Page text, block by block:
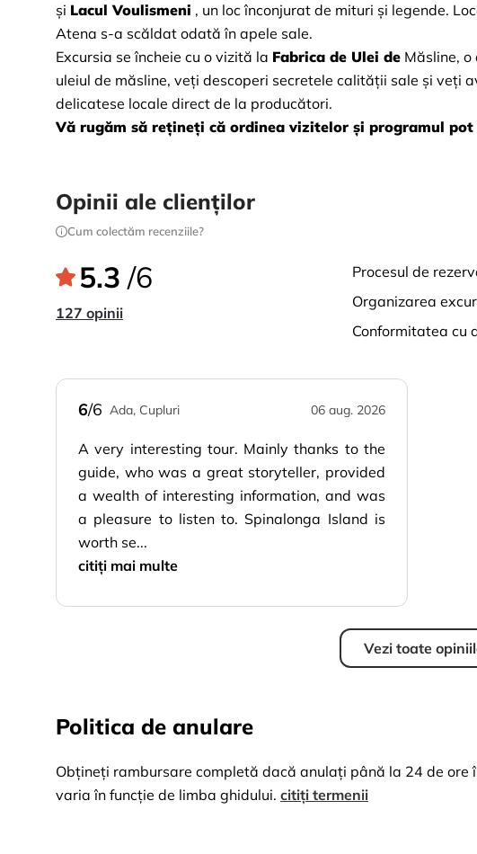
și Lacul Voulismeni , un loc înconjurat de mituri și legende.
Atena s-a scăldat odată în apele sale.
Excursia se încheie cu o vizită la Fabrica de Ulei de Măsline,
uleiul de măsline, veți descoperi secretele calității sale și veți
delicatese locale direct de la producători.
Vă rugăm să rețineți că ordinea vizitelor și programul
Opinii ale clienților
Cum colectăm recenziile?
5.3 /6
127 opinii
procesul de
organizarea
conformitatea cu
6/6 Ada, Cupluri 06 aug. 2026
A very interesting tour. Mainly thanks to the
guide, who was a great storyteller, provided
a wealth of interesting information, and was
a pleasure to listen to. Spinalonga Island is
worth se...
citiți mai multe
Vezi toate
Politica de anulare
Obțineți rambursare completă dacă anulați până la 24 de ore
varia în funcție de limba ghidului. citiți termenii